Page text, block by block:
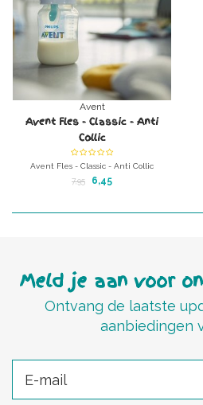
Avent
Avent Fles - Classic - Anti
Collic
Avent Fles - Classic - Anti Collic
0% BPA
7,95 6,45
Meld je aan voor
Ontvang de laatste
aanbiedingen